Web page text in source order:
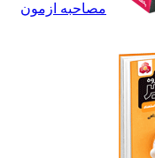
مصاحبه ازمون